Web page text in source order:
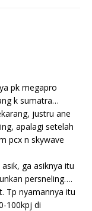
pk megapro
k sumatra…
justru ane
apalagi setelah
pcx n skywave
ga asiknya itu
persneling….
Tp nyamannya itu
100kpj di